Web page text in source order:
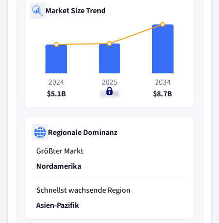
Market Size Trend
2024
$5.1B
2025
$5.3B
2034
$8.7B
Regionale Dominanz
Größter Markt
Nordamerika
Schnellst wachsende Region
Asien-Pazifik